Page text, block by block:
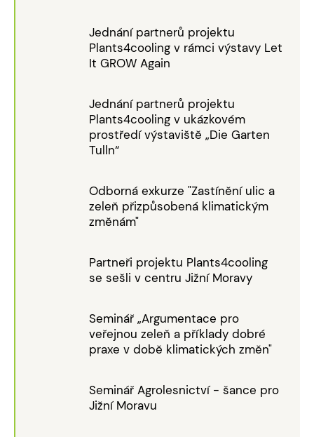
Jednání partnerů projektu
Plants4cooling v rámci výstavy Let
It GROW Again
Jednání partnerů projektu
Plants4cooling v ukázkovém
prostředí výstaviště „Die Garten
Tulln“
Odborná exkurze "Zastínění ulic a
zeleň přizpůsobená klimatickým
změnám"
Partneři projektu Plants4cooling
se sešli v centru Jižní Moravy
Seminář „Argumentace pro
veřejnou zeleň a příklady dobré
praxe v době klimatických změn"
Seminář Agrolesnictví - šance pro
Jižní Moravu